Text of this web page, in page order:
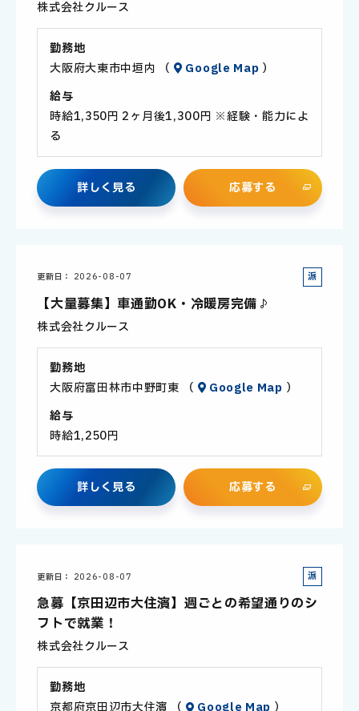
株式会社クルース
勤務地
大阪府大東市中垣内 （
Google Map ）
給与
時給1,350円 2ヶ月後1,300円 ※経験・能力によ
る
詳しく見る 応募する
更新日 2026-08-07
派
【大量募集】車通勤OK・冷暖房完備♪
株式会社クルース
勤務地
大阪府富田林市中野町東 （
Google Map ）
給与
時給1,250円
詳しく見る 応募する
更新日 2026-08-07
派
社
急募【京田辺市大住濱】週ごとの希望通りのシ
フトで就業！
株式会社クルース
勤務地
京都府京田辺市大住濱 （
Google Map ）